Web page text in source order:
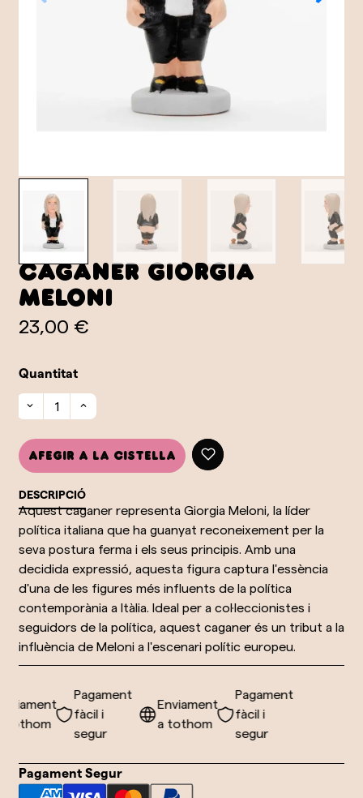
Caganer Giorgia
Meloni
23,00 €
Quantitat
Afegir a la cistella
DESCRIPCIÓ
Aquest caganer representa Giorgia Meloni, la líder
política italiana que ha guanyat reconeixement per la
seva postura ferma i els seus principis. Amb una
decidida expressió, aquesta figura captura l'essència
d'una de les figures més influents de la política
contemporània a Itàlia. Ideal per a col·leccionistes i
seguidors de la política, aquest caganer és un tribut a la
influència de Meloni a l'escenari polític europeu.
Pagament
fàcil i
segur
Enviament
a tothom
Pagament
fàcil i
segur
Pagament Segur